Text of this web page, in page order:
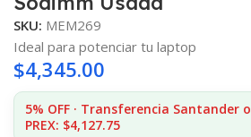
SKU: MEM269
Ideal para potenciar tu laptop
$4,345.00
5% OFF · Transferencia Santander o
PREX: $4,127.75